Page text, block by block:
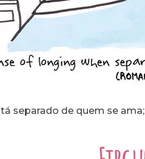
separado de quem se ama;